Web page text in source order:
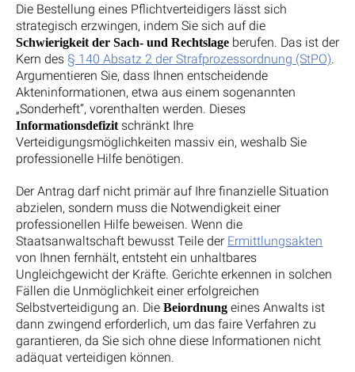
Die Bestellung eines Pflichtverteidigers lässt sich
strategisch erzwingen, indem Sie sich auf die
Schwierigkeit der Sach- und Rechtslage berufen. Das ist der
Kern des § 140 Absatz 2 der Strafprozessordnung (StPO).
Argumentieren Sie, dass Ihnen entscheidende
Akteninformationen, etwa aus einem sogenannten
„Sonderheft“, vorenthalten werden. Dieses
Informationsdefizit schränkt Ihre
Verteidigungsmöglichkeiten massiv ein, weshalb Sie
professionelle Hilfe benötigen.
Der Antrag darf nicht primär auf Ihre finanzielle Situation
abzielen, sondern muss die Notwendigkeit einer
professionellen Hilfe beweisen. Wenn die
Staatsanwaltschaft bewusst Teile der Ermittlungsakten
von Ihnen fernhält, entsteht ein unhaltbares
Ungleichgewicht der Kräfte. Gerichte erkennen in solchen
Fällen die Unmöglichkeit einer erfolgreichen
Selbstverteidigung an. Die Beiordnung eines Anwalts ist
dann zwingend erforderlich, um das faire Verfahren zu
garantieren, da Sie sich ohne diese Informationen nicht
adäquat verteidigen können.